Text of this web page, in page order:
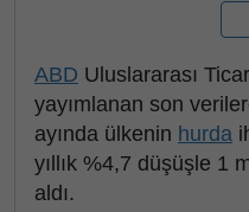
ABD Uluslararası
yayımlanan son
ayında ülkenin hurda
yıllık %4,7 düşüşle 1
aldı.